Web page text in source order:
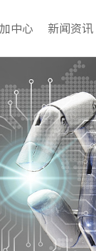
中心 新闻资讯